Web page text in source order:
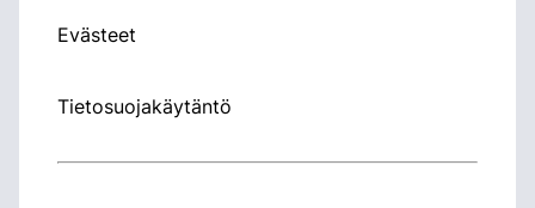
Evästeet
Tietosuojakäytäntö